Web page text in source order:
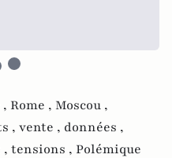
Rome , Moscou ,
, vente , données ,
, tensions , Polémique